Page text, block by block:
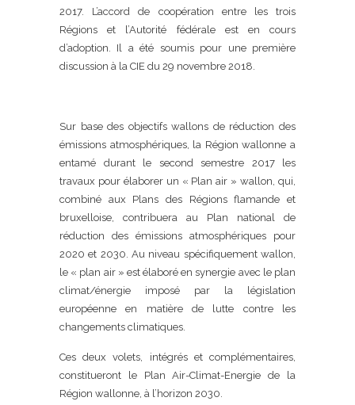
2017. L’accord de coopération entre les trois
Régions et l’Autorité fédérale est en cours
d’adoption. Il a été soumis pour une première
discussion à la CIE du 29 novembre 2018.
Sur base des objectifs wallons de réduction des
émissions atmosphériques, la Région wallonne a
entamé durant le second semestre 2017 les
travaux pour élaborer un « Plan air » wallon, qui,
combiné aux Plans des Régions flamande et
bruxelloise, contribuera au Plan national de
réduction des émissions atmosphériques pour
2020 et 2030. Au niveau spécifiquement wallon,
le « plan air » est élaboré en synergie avec le plan
climat/énergie imposé par la législation
européenne en matière de lutte contre les
changements climatiques.
Ces deux volets, intégrés et complémentaires,
constitueront le Plan Air-Climat-Energie de la
Région wallonne, à l’horizon 2030.